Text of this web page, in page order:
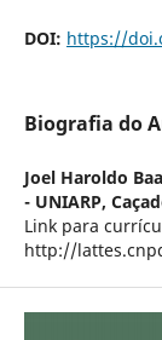
DOI: https://
Biografia do
Joel Haroldo
- UNIARP,
Link para
http://